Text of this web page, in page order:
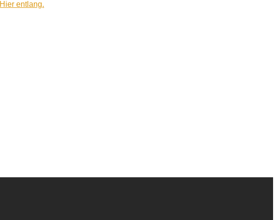
Hier entlang.